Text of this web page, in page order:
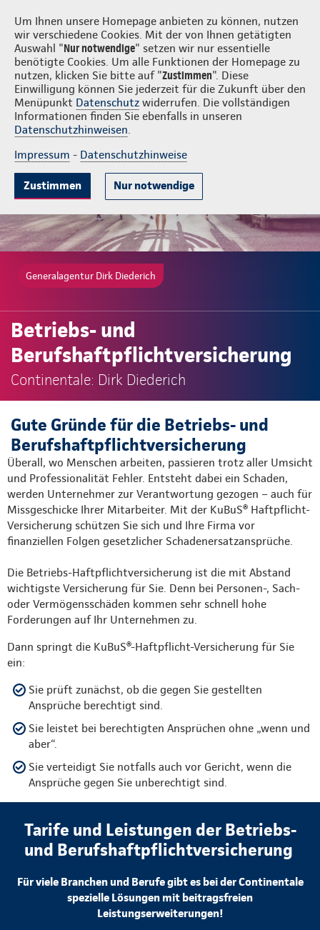
Um Ihnen unsere Homepage anbieten zu können, nutzen
wir verschiedene Cookies. Mit der von Ihnen getätigten
Auswahl "Nur notwendige" setzen wir nur essentielle
benötigte Cookies. Um alle Funktionen der Homepage zu
nutzen, klicken Sie bitte auf "Zustimmen". Diese
Einwilligung können Sie jederzeit für die Zukunft über den
Menüpunkt Datenschutz widerrufen. Die vollständigen
Informationen finden Sie ebenfalls in unseren
Datenschutzhinweisen.
Impressum - Datenschutzhinweise
Zustimmen Nur notwendige
Dirk Diederich Login
Gute Gründe Tarife & Leistungen Wissenswertes Beratung &
Generalagentur Dirk Diederich
Betriebs- und
Berufshaftpflichtversicherung
Continentale: Dirk Diederich
Gute Gründe für die Betriebs- und
Berufshaftpflichtversicherung
Überall, wo Menschen arbeiten, passieren trotz aller Umsicht
und Professionalität Fehler. Entsteht dabei ein Schaden,
werden Unternehmer zur Verantwortung gezogen – auch für
Missgeschicke Ihrer Mitarbeiter. Mit der KuBuS® Haftpflicht-
Versicherung schützen Sie sich und Ihre Firma vor
finanziellen Folgen gesetzlicher Schadenersatzansprüche.
Die Betriebs-Haftpflichtversicherung ist die mit Abstand
wichtigste Versicherung für Sie. Denn bei Personen-, Sach-
oder Vermögensschäden kommen sehr schnell hohe
Forderungen auf Ihr Unternehmen zu.
Dann springt die KuBuS®-Haftpflicht-Versicherung für Sie
ein:
Sie prüft zunächst, ob die gegen Sie gestellten
Ansprüche berechtigt sind.
Sie leistet bei berechtigten Ansprüchen ohne „wenn und
aber“.
Sie verteidigt Sie notfalls auch vor Gericht, wenn die
Ansprüche gegen Sie unberechtigt sind.
Tarife und Leistungen der Betriebs-
und Berufshaftpflichtversicherung
Für viele Branchen und Berufe gibt es bei der Continentale
spezielle Lösungen mit beitragsfreien
Leistungserweiterungen!